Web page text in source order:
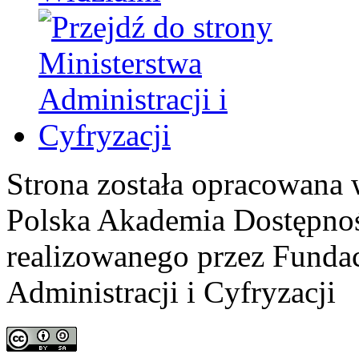
Strona została
Polska Akademia
realizowanego przez
Administracji i Cyfryzacji